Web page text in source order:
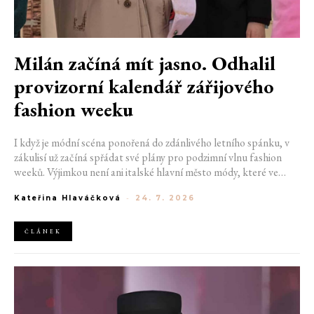
Milán začíná mít jasno. Odhalil
provizorní kalendář zářijového
fashion weeku
I když je módní scéna ponořená do zdánlivého letního spánku, v
zákulisí už začíná spřádat své plány pro podzimní vlnu fashion
weeků. Výjimkou není ani italské hlavní město módy, které ve
22. do 28. září přivítá tradiční jména, pozornost však zaměří
Moschino.
Kateřina Hlaváčková - 24. 7. 2026
ČLÁNEK